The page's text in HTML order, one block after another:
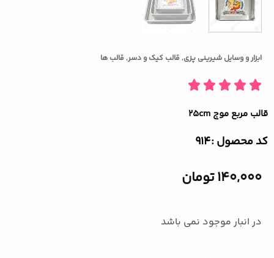
ابزار و وسایل شیرینی پزی, قالب کیک و دسر, قالب ها
قالب مربع موج ۲۵cm
کد محصول :‌914
140,000تومان
در انبار موجود نمی باشد